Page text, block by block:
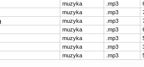
muzyka .mp3
muzyka .mp3
muzyka .mp3
muzyka .mp3
muzyka .mp3
muzyka .mp3
muzyka .mp3